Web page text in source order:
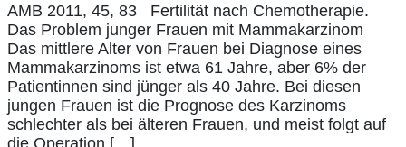
AMB 2011, 45, 83 Fertilität nach Chemotherapie.
Das Problem junger Frauen mit Mammakarzinom
Das mittlere Alter von Frauen bei Diagnose eines
Mammakarzinoms ist etwa 61 Jahre, aber 6% der
Patientinnen sind jünger als 40 Jahre. Bei diesen
jungen Frauen ist die Prognose des Karzinoms
schlechter als bei älteren Frauen, und meist folgt auf
die Operation […]